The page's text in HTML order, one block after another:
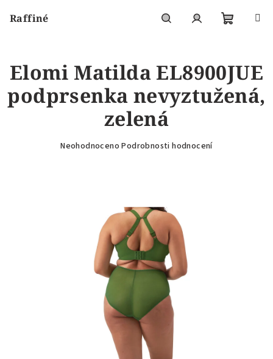
Raffiné
košík
Elomi Matilda EL8900JUE
podprsenka nevyztužená,
zelená
Průměrné
hvězdiček.
Neohodnoceno Podrobnosti hodnocení